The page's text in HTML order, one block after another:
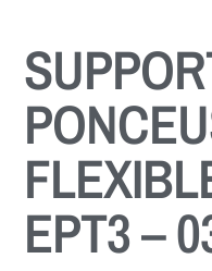
EPT3 –